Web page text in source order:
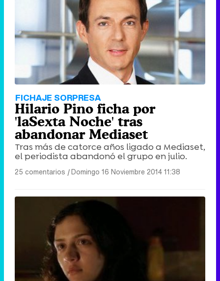
FICHAJE SORPRESA
Hilario Pino ficha por
'laSexta Noche' tras
abandonar Mediaset
Tras más de catorce años ligado a Mediaset,
el periodista abandonó el grupo en julio.
25 comentarios |Domingo 16 Noviembre 2014 11:38